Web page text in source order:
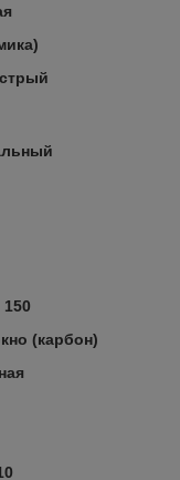
(карбон)